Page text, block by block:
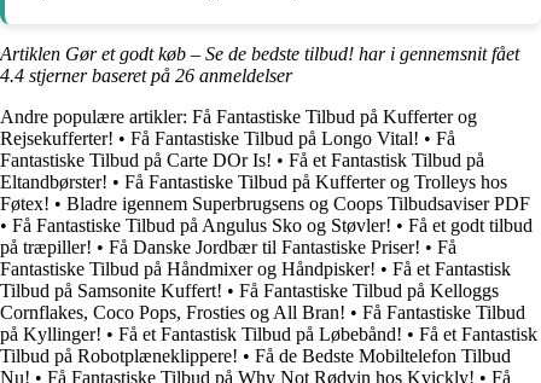
Artiklen Gør et godt køb – Se de bedste tilbud! har i gennemsnit fået
4.4 stjerner baseret på 26 anmeldelser
Andre populære artikler: Få Fantastiske Tilbud på Kufferter og
Rejsekufferter! • Få Fantastiske Tilbud på Longo Vital! • Få
Fantastiske Tilbud på Carte DOr Is! • Få et Fantastisk Tilbud på
Eltandbørster! • Få Fantastiske Tilbud på Kufferter og Trolleys hos
Føtex! • Bladre igennem Superbrugsens og Coops Tilbudsaviser PDF
• Få Fantastiske Tilbud på Angulus Sko og Støvler! • Få et godt tilbud
på træpiller! • Få Danske Jordbær til Fantastiske Priser! • Få
Fantastiske Tilbud på Håndmixer og Håndpisker! • Få et Fantastisk
Tilbud på Samsonite Kuffert! • Få Fantastiske Tilbud på Kelloggs
Cornflakes, Coco Pops, Frosties og All Bran! • Få Fantastiske Tilbud
på Kyllinger! • Få et Fantastisk Tilbud på Løbebånd! • Få et Fantastisk
Tilbud på Robotplæneklippere! • Få de Bedste Mobiltelefon Tilbud
Nu! • Få Fantastiske Tilbud på Why Not Rødvin hos Kvickly! • Få